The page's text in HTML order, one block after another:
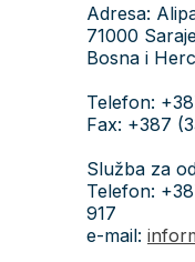
Adresa:
71000
Bosna i
Telefon:
Fax: +387
Služba za
Telefon:
917
e-mail: